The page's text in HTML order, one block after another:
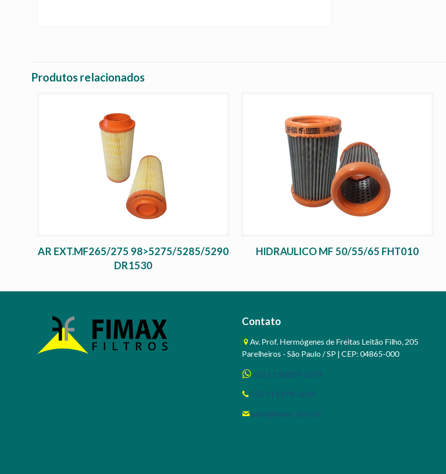
Produtos relacionados
AR EXT.MF265/275 98>5275/5285/5290
DR1530
HIDRAULICO MF 50/55/65 FHT010
Contato
Av. Prof. Hermógenes de Freitas Leitão Filho, 205
Parelheiros - São Paulo / SP | CEP: 04865-000
+55 11 96339-6379
+55 11 5979-6838
adm@fimax.com.br